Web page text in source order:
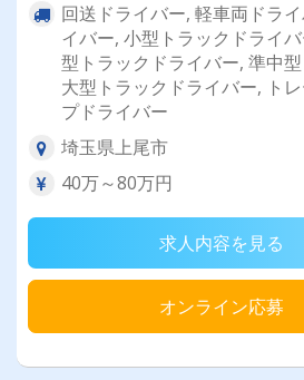
回送ドライバー, 軽車両ドラ
イバー, 小型トラックドライ
型トラックドライバー, 準中
大型トラックドライバー, ト
プドライバー
埼玉県上尾市
40万～80万円
求人内容を見る
オンライン応募